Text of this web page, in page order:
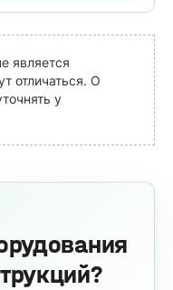
является
отличаться. О
у